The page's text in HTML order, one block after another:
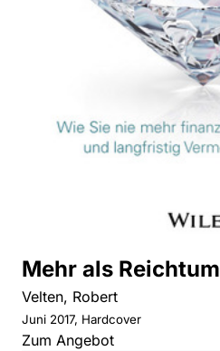
Mehr als Reichtum
Velten, Robert
Juni 2017, Hardcover
Zum Angebot